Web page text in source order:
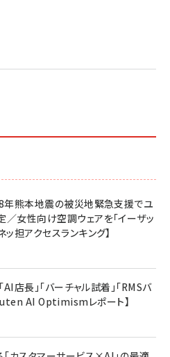
8年熊本地震の被災地緊急支援でユ
女性向け空調ウェアを「イーザッ
担アクセスランキング】
店長」「バーチャル試着」「RMSバ
AI Optimismレポート】